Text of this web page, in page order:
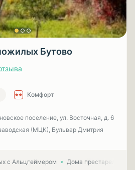
Бутово
Комфорт
поселение, ул. Восточная, д. 6
(МЦК), Бульвар Дмитрия
с Альцгеймером Дома престарелых